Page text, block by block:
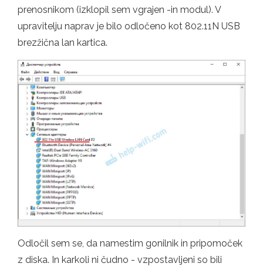
prenosnikom (izklopil sem vgrajen -in modul). V
upravitelju naprav je bilo odločeno kot 802.11N USB
brezžična lan kartica.
Odločil sem se, da namestim gonilnik in pripomoček
z diska. In karkoli ni čudno - vzpostavljeni so bili